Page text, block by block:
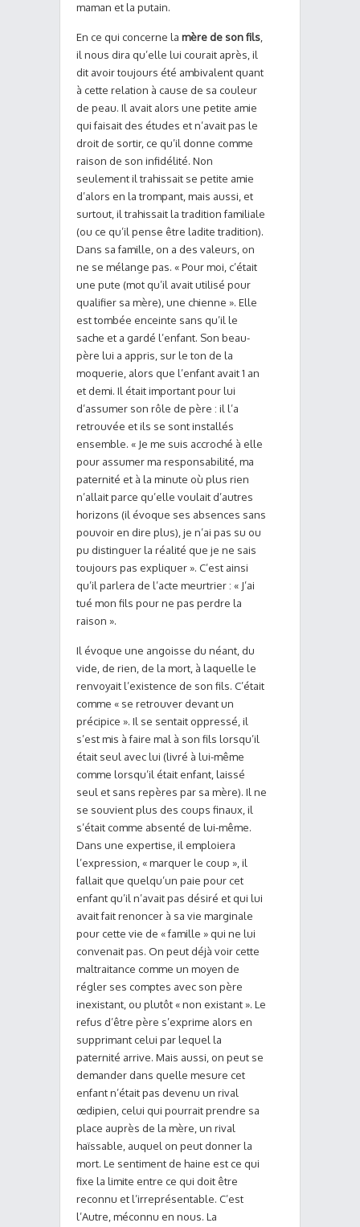
maman et la putain.
En ce qui concerne la mère de son fils,
il nous dira qu’elle lui courait après, il
dit avoir toujours été ambivalent quant
à cette relation à cause de sa couleur
de peau. Il avait alors une petite amie
qui faisait des études et n’avait pas le
droit de sortir, ce qu’il donne comme
raison de son infidélité. Non
seulement il trahissait se petite amie
d’alors en la trompant, mais aussi, et
surtout, il trahissait la tradition familiale
(ou ce qu’il pense être ladite tradition).
Dans sa famille, on a des valeurs, on
ne se mélange pas. « Pour moi, c’était
une pute (mot qu’il avait utilisé pour
qualifier sa mère), une chienne ». Elle
est tombée enceinte sans qu’il le
sache et a gardé l’enfant. Son beau-
père lui a appris, sur le ton de la
moquerie, alors que l’enfant avait 1 an
et demi. Il était important pour lui
d’assumer son rôle de père : il l’a
retrouvée et ils se sont installés
ensemble. « Je me suis accroché à elle
pour assumer ma responsabilité, ma
paternité et à la minute où plus rien
n’allait parce qu’elle voulait d’autres
horizons (il évoque ses absences sans
pouvoir en dire plus), je n’ai pas su ou
pu distinguer la réalité que je ne sais
toujours pas expliquer ». C’est ainsi
qu’il parlera de l’acte meurtrier : « J’ai
tué mon fils pour ne pas perdre la
raison ».
Il évoque une angoisse du néant, du
vide, de rien, de la mort, à laquelle le
renvoyait l’existence de son fils. C’était
comme « se retrouver devant un
précipice ». Il se sentait oppressé, il
s’est mis à faire mal à son fils lorsqu’il
était seul avec lui (livré à lui-même
comme lorsqu’il était enfant, laissé
seul et sans repères par sa mère). Il ne
se souvient plus des coups finaux, il
s’était comme absenté de lui-même.
Dans une expertise, il emploiera
l’expression, « marquer le coup », il
fallait que quelqu’un paie pour cet
enfant qu’il n’avait pas désiré et qui lui
avait fait renoncer à sa vie marginale
pour cette vie de « famille » qui ne lui
convenait pas. On peut déjà voir cette
maltraitance comme un moyen de
régler ses comptes avec son père
inexistant, ou plutôt « non existant ». Le
refus d’être père s’exprime alors en
supprimant celui par lequel la
paternité arrive. Mais aussi, on peut se
demander dans quelle mesure cet
enfant n’était pas devenu un rival
œdipien, celui qui pourrait prendre sa
place auprès de la mère, un rival
haïssable, auquel on peut donner la
mort. Le sentiment de haine est ce qui
fixe la limite entre ce qui doit être
reconnu et l’irreprésentable. C’est
l’Autre, méconnu en nous. La